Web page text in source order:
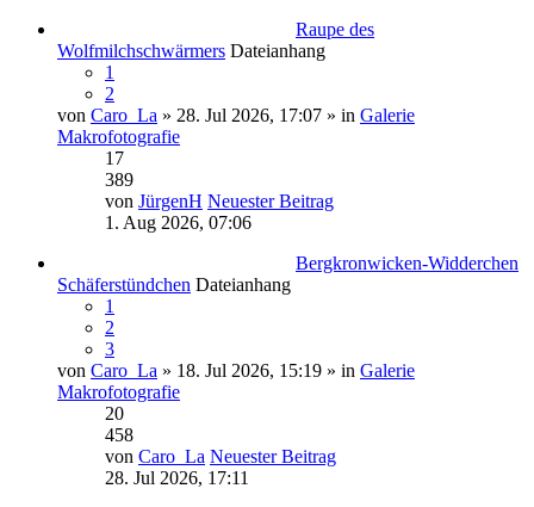
Raupe des
Wolfmilchschwärmers Dateianhang
1
2
von Caro_La » 28. Jul 2026, 17:07 » in Galerie
Makrofotografie
17
389
von JürgenH Neuester Beitrag
1. Aug 2026, 07:06
Bergkronwicken-Widderchen
Schäferstündchen Dateianhang
1
2
3
von Caro_La » 18. Jul 2026, 15:19 » in Galerie
Makrofotografie
20
458
von Caro_La Neuester Beitrag
28. Jul 2026, 17:11